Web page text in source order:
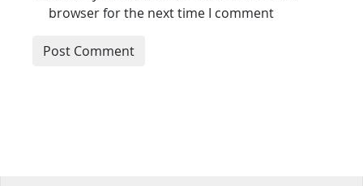
browser for the next time I comment